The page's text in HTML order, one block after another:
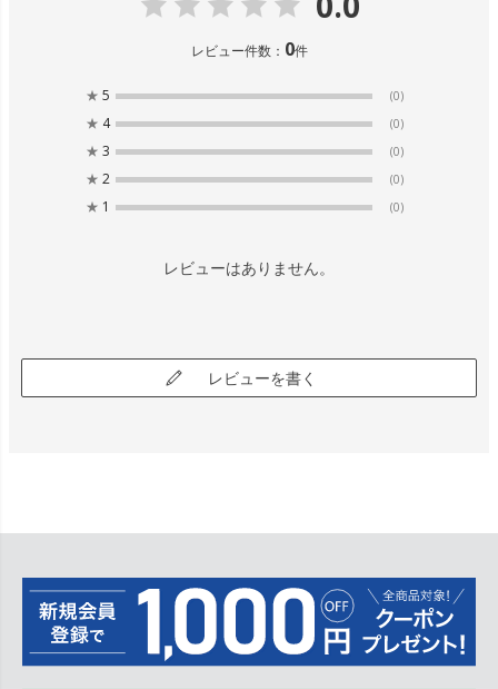
レビュー件数： 0件
★ 5 (0)
★ 4 (0)
★ 3 (0)
★ 2 (0)
★ 1 (0)
レビューはありません。
レビューを書く